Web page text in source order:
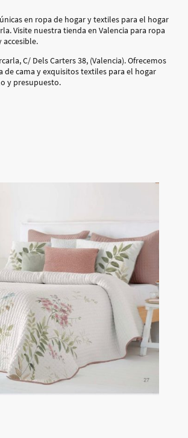
en ropa de hogar y textiles para el hogar
Visite nuestra tienda en Valencia para ropa
accesible.
C/ Dels Carters 38, (Valencia). Ofrecemos
de cama y exquisitos textiles para el hogar
y presupuesto.